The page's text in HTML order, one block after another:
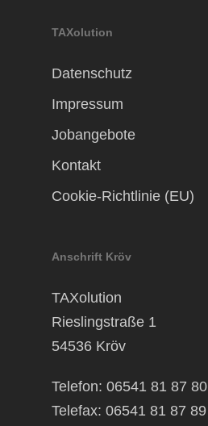
TAXolution
Datenschutz
Impressum
Jobangebote
Kontakt
Cookie-Richtlinie (EU)
Anschrift Kröv
TAXolution
Rieslingstraße 1
54536 Kröv
Telefon: 06541 81 87 80
Telefax: 06541 81 87 89